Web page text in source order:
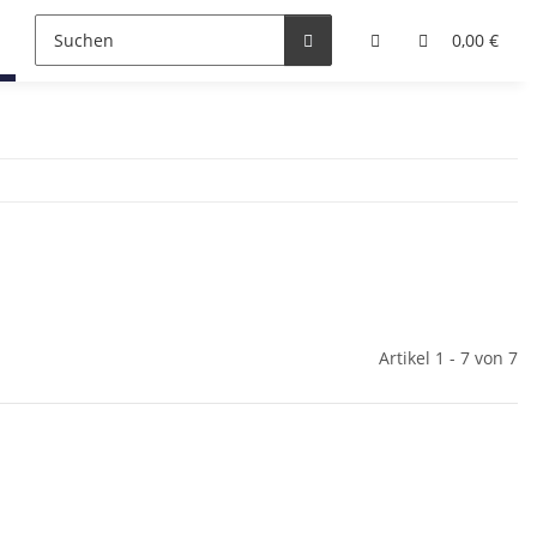
0,00 €
Mütze mit Glitzer Mützen mit Licht Plüsch Mützen
Artikel 1 - 7 von 7